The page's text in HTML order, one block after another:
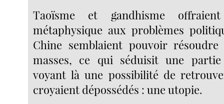
Taoïsme et gandhisme
métaphysique aux problèmes
Chine semblaient pouvoir
masses, ce qui séduisit une partie
voyant là une possibilité de
croyaient dépossédés : une utopie.